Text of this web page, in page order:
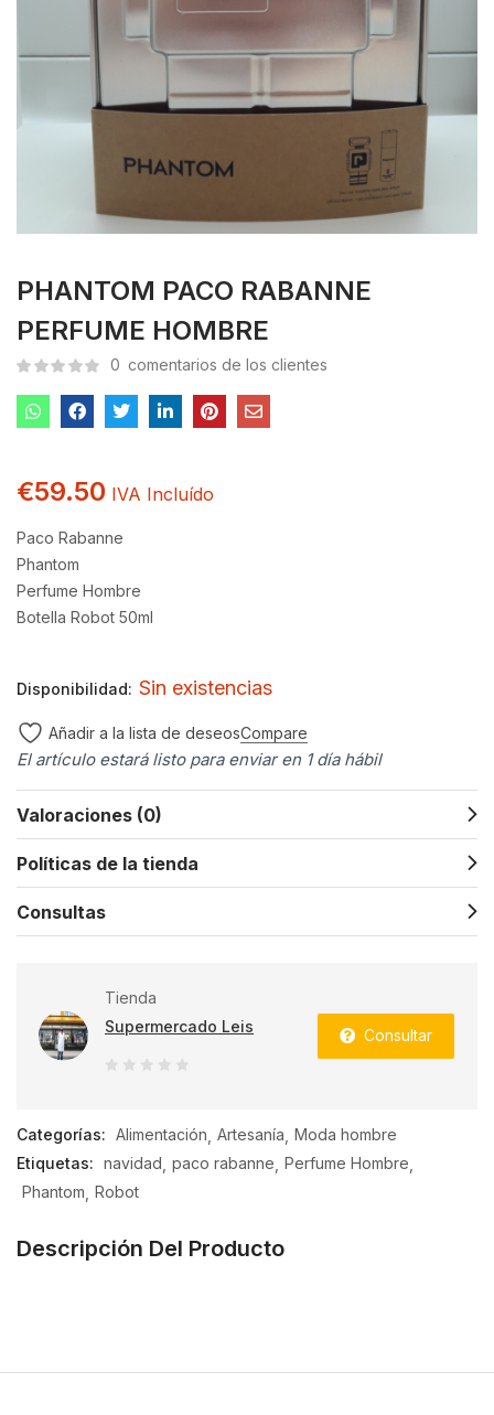
PHANTOM PACO RABANNE
PERFUME HOMBRE
0 comentarios de los clientes
€59.50 IVA Incluído
Paco Rabanne
Phantom
Perfume Hombre
Botella Robot 50ml
Disponibilidad: Sin existencias
Añadir a la lista de deseosCompare
El artículo estará listo para enviar en 1 día hábil
Valoraciones (0)
Políticas de la tienda
Consultas
Tienda
Supermercado Leis
Consultar
Categorías: Alimentación Artesanía Moda hombre
Etiquetas: navidad paco rabanne Perfume Hombre
Phantom Robot
Descripción Del Producto